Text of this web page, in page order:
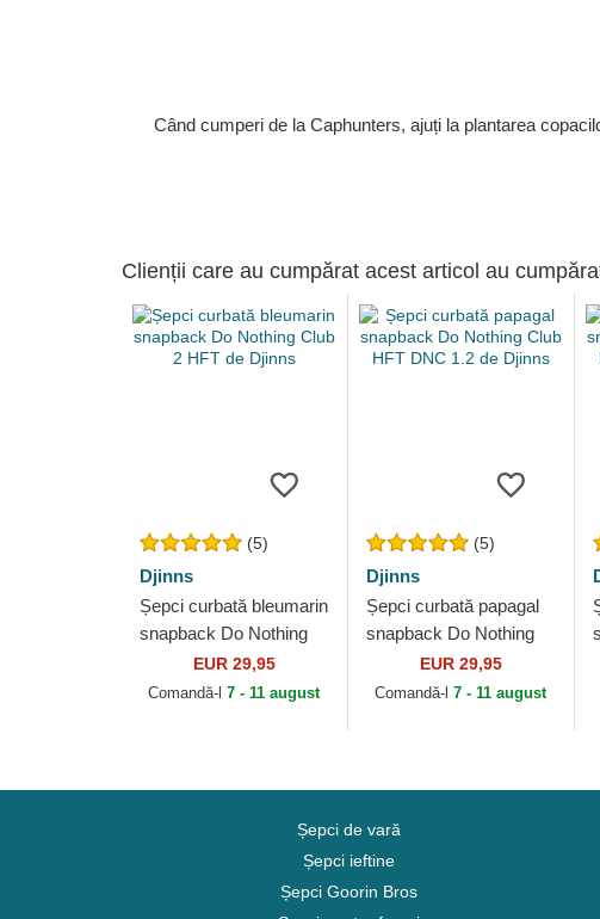
Când cumperi de la Caphunters, ajuți la plantarea
Clienții care au cumpărat acest articol au
(5)
Djinns
Șepci curbată bleumarin
snapback Do Nothing
Club 2 HFT de Djinns
EUR 29,95
Comandă-l7 - 11 august
(5)
Djinns
Șepci curbată papagal
snapback Do Nothing
Club HFT DNC 1.2 de
Djinns
EUR 29,95
Comandă-l7 - 11 august
Șepci de vară
Șepci ieftine
Șepci Goorin Bros